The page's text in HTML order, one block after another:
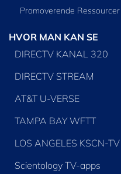
Promoverende Ressourcer
HVOR MAN KAN SE
DIRECTV KANAL 320
DIRECTV STREAM
AT&T U-VERSE
TAMPA BAY WFTT
LOS ANGELES KSCN-TV
Scientology TV-apps